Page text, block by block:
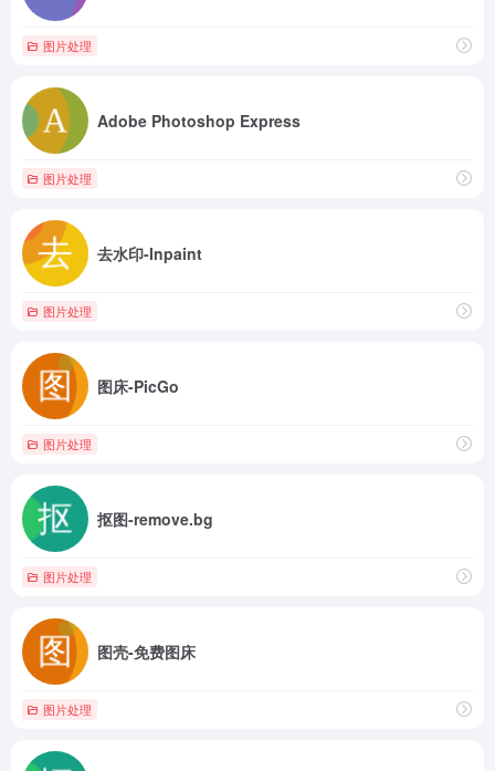
图片处理
Adobe Photoshop Express
图片处理
去水印-Inpaint
图片处理
图床-PicGo
图片处理
抠图-remove.bg
图片处理
图壳-免费图床
图片处理